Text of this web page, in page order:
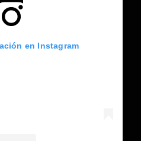
en Instagram